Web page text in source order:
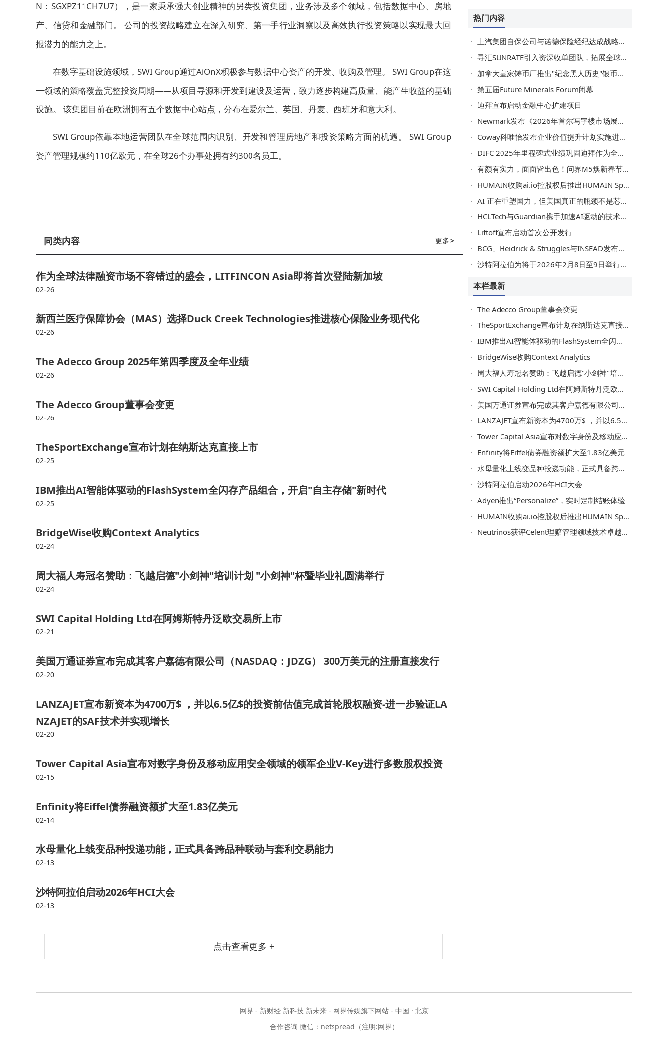
N：SGXPZ11CH7U7），是一家秉承强大创业精神的另类投资集团，业务涉及多个领域，包括数据中心、房地
产、信贷和金融部门。 公司的投资战略建立在深入研究、第一手行业洞察以及高效执行投资策略以实现最大回
报潜力的能力之上。
在数字基础设施领域，SWI Group通过AiOnX积极参与数据中心资产的开发、收购及管理。 SWI Group在这
一领域的策略覆盖完整投资周期——从项目寻源和开发到建设及运营，致力逐步构建高质量、能产生收益的基础
设施。 该集团目前在欧洲拥有五个数据中心站点，分布在爱尔兰、英国、丹麦、西班牙和意大利。
SWI Group依靠本地运营团队在全球范围内识别、开发和管理房地产和投资策略方面的机遇。 SWI Group
资产管理规模约110亿欧元，在全球26个办事处拥有约300名员工。
更多>
同类内容
作为全球法律融资市场不容错过的盛会，LITFINCON Asia即将首次登陆新加坡
02-26
新西兰医疗保障协会（MAS）选择Duck Creek Technologies推进核心保险业务现代化
02-26
The Adecco Group 2025年第四季度及全年业绩
02-26
The Adecco Group董事会变更
02-26
TheSportExchange宣布计划在纳斯达克直接上市
02-25
IBM推出AI智能体驱动的FlashSystem全闪存产品组合，开启"自主存储"新时代
02-25
BridgeWise收购Context Analytics
02-24
周大福人寿冠名赞助：飞越启德"小剑神"培训计划 "小剑神"杯暨毕业礼圆满举行
02-24
SWI Capital Holding Ltd在阿姆斯特丹泛欧交易所上市
02-21
美国万通证券宣布完成其客户嘉德有限公司（NASDAQ：JDZG） 300万美元的注册直接发行
02-20
LANZAJET宣布新资本为4700万$ ，并以6.5亿$的投资前估值完成首轮股权融资-进一步验证LA
NZAJET的SAF技术并实现增长
02-20
Tower Capital Asia宣布对数字身份及移动应用安全领域的领军企业V-Key进行多数股权投资
02-15
Enfinity将Eiffel债券融资额扩大至1.83亿美元
02-14
水母量化上线变品种投递功能，正式具备跨品种联动与套利交易能力
02-13
沙特阿拉伯启动2026年HCI大会
02-13
点击查看更多 +
热门内容
上汽集团自保公司与诺德保险经纪达成战略合作 助力中国汽车品牌高质量扬帆出海
寻汇SUNRATE引入资深收单团队，拓展全球支付新业务
加拿大皇家铸币厂推出"纪念黑人历史"银币系列
第五届Future Minerals Forum闭幕
迪拜宣布启动金融中心扩建项目
Newmark发布《2026年首尔写字楼市场展望》
Coway科唯怡发布企业价值提升计划实施进展报告
DIFC 2025年里程碑式业绩巩固迪拜作为全球领先金融与商业目的地的地位
有颜有实力，面面皆出色！问界M5焕新春节出行质感
HUMAIN收购ai.io控股权后推出HUMAIN Sport
AI 正在重塑国力，但美国真正的瓶颈不是芯片，而是电力
HCLTech与Guardian携手加速AI驱动的技术转型之旅
Liftoff宣布启动首次公开发行
BCG、Heidrick & Struggles与INSEAD发布全球研究
沙特阿拉伯为将于2026年2月8日至9日举行的AlUla新兴市场经济体会议做准备
本栏最新
The Adecco Group董事会变更
TheSportExchange宣布计划在纳斯达克直接上市
IBM推出AI智能体驱动的FlashSystem全闪存产品组合，开启"自主存储"新时代
BridgeWise收购Context Analytics
周大福人寿冠名赞助：飞越启德"小剑神"培训计划 "小剑神"杯暨毕业礼圆满举行
SWI Capital Holding Ltd在阿姆斯特丹泛欧交易所上市
美国万通证券宣布完成其客户嘉德有限公司（NASDAQ：JDZG） 300万美元的注册直接发行
LANZAJET宣布新资本为4700万$ ，并以6.5亿$的投资前估值完成首轮股权融资-进一步验证LANZAJET的SAF技术并实现增长
Tower Capital Asia宣布对数字身份及移动应用安全领域的领军企业V-Key进行多数股权投资
Enfinity将Eiffel债券融资额扩大至1.83亿美元
水母量化上线变品种投递功能，正式具备跨品种联动与套利交易能力
沙特阿拉伯启动2026年HCI大会
Adyen推出“Personalize”，实时定制结账体验
HUMAIN收购ai.io控股权后推出HUMAIN Sport
Neutrinos获评Celent理赔管理领域技术卓越厂商
网界 - 新财经 新科技 新未来 - 网界传媒旗下网站 - 中国 · 北京
合作咨询 微信：netspread（注明:网界）